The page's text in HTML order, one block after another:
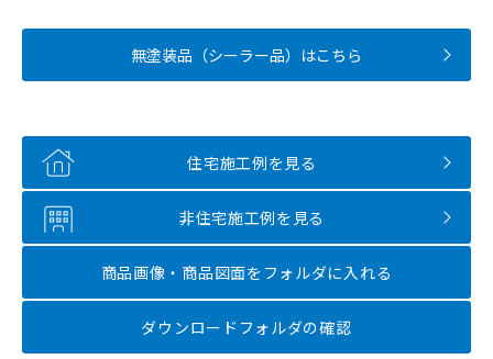
無塗装品（シーラー品）はこちら
住宅施工例を見る
非住宅施工例を見る
商品画像・商品図面を フォルダに入れる
ダウンロードフォルダの確認